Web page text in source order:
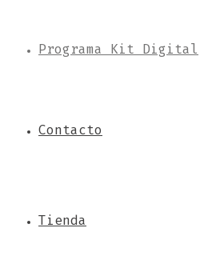
Programa Kit Digital
Contacto
Tienda